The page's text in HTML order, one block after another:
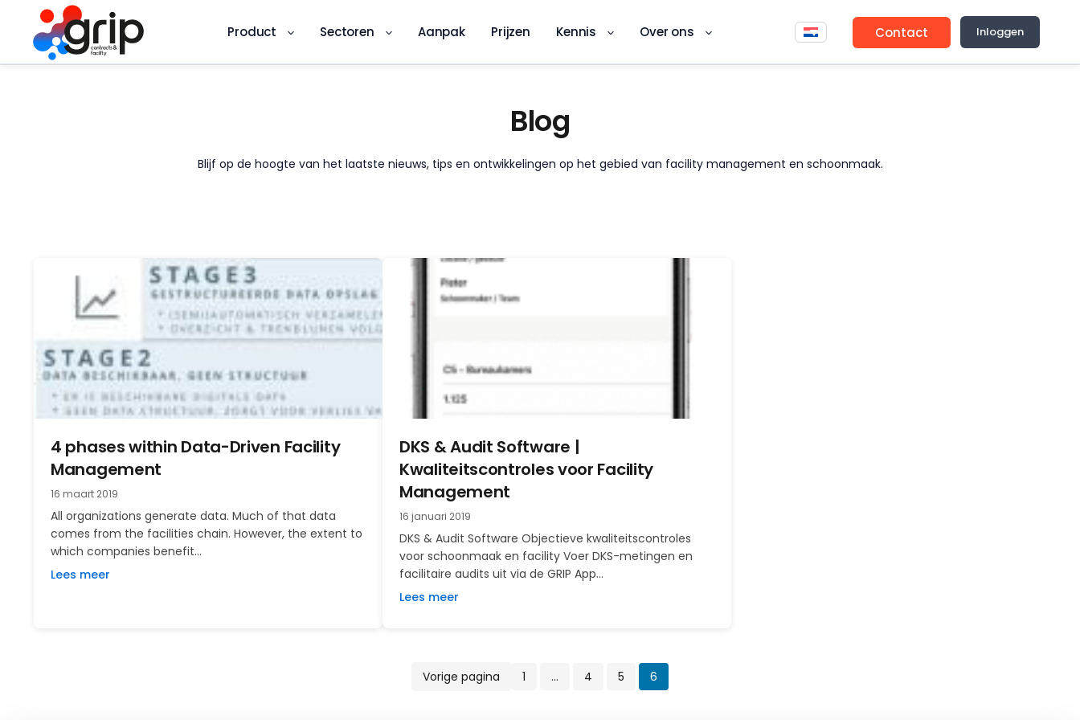
Product
VSR-KMS
Sectoren Aanpak Prijzen Kennis Over ons Contact Inloggen
Blog
Blijf op de hoogte van het laatste nieuws, tips en ontwikkelingen op het gebied van facility management en schoonmaak.
4 phases within Data-Driven Facility
Management
16 maart 2019
All organizations generate data. Much of that data
comes from the facilities chain. However, the extent to
which companies benefit…
Lees meer
DKS & Audit Software |
Kwaliteitscontroles voor Facility
Management
16 januari 2019
DKS & Audit Software Objectieve kwaliteitscontroles
voor schoonmaak en facility Voer DKS-metingen en
facilitaire audits uit via de GRIP App…
Lees meer
Vorige pagina 1 … 4 5 6